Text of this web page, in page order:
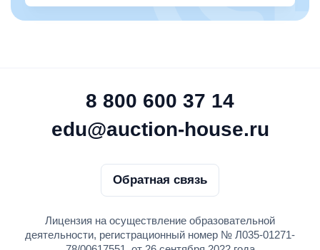
8 800 600 37 14
edu@auction-house.ru
Обратная связь
Лицензия на осуществление образовательной
деятельности, регистрационный номер № Л035-01271-